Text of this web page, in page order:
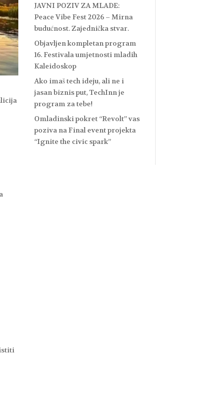
JAVNI POZIV ZA MLADE:
Peace Vibe Fest 2026 – Mirna
budućnost. Zajednička stvar.
Objavljen kompletan program
16. Festivala umjetnosti mladih
Kaleidoskop
Ako imaš tech ideju, ali ne i
jasan biznis put, TechInn je
program za tebe!
Omladinski pokret “Revolt” vas
poziva na Final event projekta
“Ignite the civic spark”